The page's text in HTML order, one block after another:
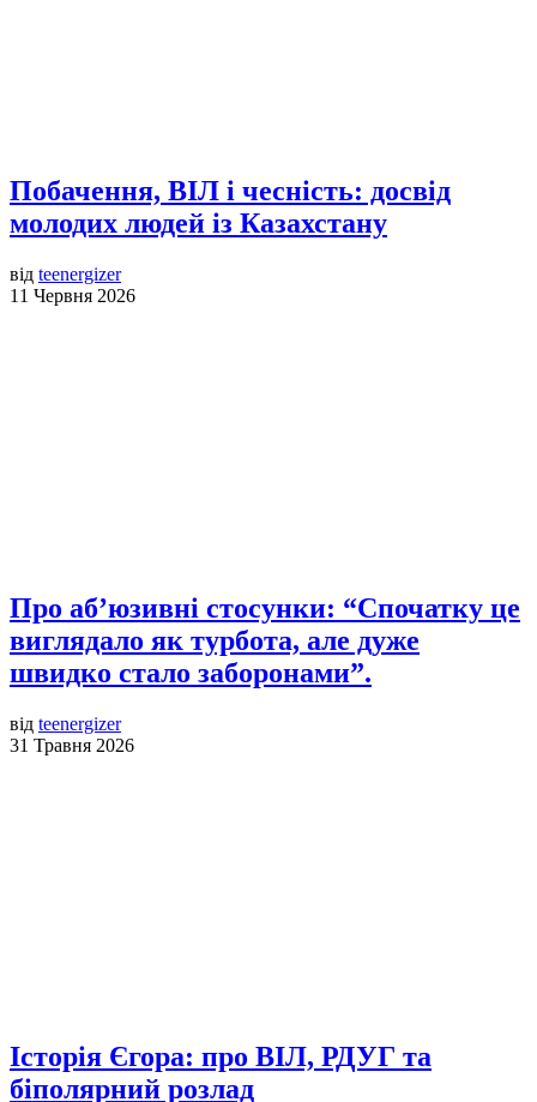
Побачення, ВІЛ і чесність: досвід
молодих людей із Казахстану
від teenergizer
11 Червня 2026
Про аб’юзивні стосунки: “Спочатку це
виглядало як турбота, але дуже
швидко стало заборонами”.
від teenergizer
31 Травня 2026
Історія Єгора: про ВІЛ, РДУГ та
біполярний розлад